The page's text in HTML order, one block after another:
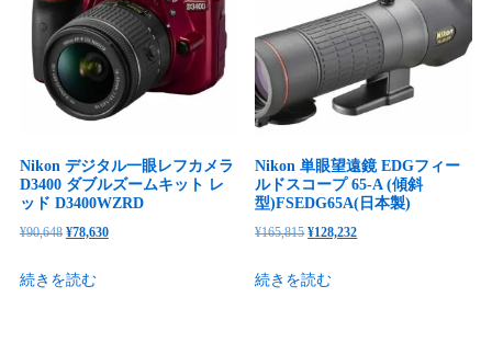
た。
す。
す。
Nikon デジタル一眼レフカメラ
D3400 ダブルズームキット レ
ッド D3400WZRD
¥90,648 元
価
¥78,630現
続きを読む
Nikon 単眼望遠鏡 EDGフィー
ルドスコープ 65-A (傾斜
型)FSEDG65A(日本製)
¥165,815 元
価
¥128,232現
続きを読む